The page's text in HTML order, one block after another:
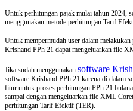
Untuk perhitungan pajak mulai tahun 2024,
menggunakan metode perhitungan Tarif
Untuk mempermudah user dalam
Krishand PPh 21 dapat mengeluarkan file
Jika sudah menggunakan software
software Krishand PPh 21 karena di dalam
fitur untuk proses perhitungan PPh 21
sampai dengan mengeluarkan file XML
perhitungan Tarif Efektif (TER).